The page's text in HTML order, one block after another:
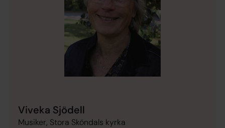
Viveka Sjödell
Musiker, Stora Sköndals kyrka